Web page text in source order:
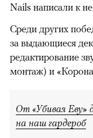
Nails написали к
Среди других
за выдающиеся
редактирование
монтаж) и
От «Убивая Еву»
на наш гардероб